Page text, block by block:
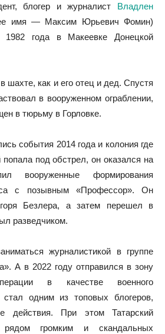
блогер и журналист
Владлен
имя — Максим Юрьевич Фомин)
1982 года в Макеевке Донецкой
шахте, как и его отец и дед. Спустя
в вооруженном ограблении,
в тюрьму в Горловке.
события 2014 года и колония где
попала под обстрел, он оказался на
вооруженные формирования
с позывным «Профессор». Он
Безлера, а затем перешел в
разведчиком.
журналистикой в группе
А в 2022 году отправился в зону
в качестве военного
стал одним из топовых блогеров,
действия. При этом Татарский
громким и скандальных